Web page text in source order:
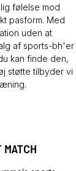
følelse mod
pasform. Med
uden at
af sports-bh'er
kan finde den,
støtte tilbyder vi
MATCH